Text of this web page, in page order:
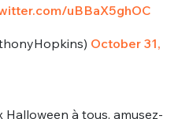
uBBaX5ghOC
October 31,
à tous, amusez-